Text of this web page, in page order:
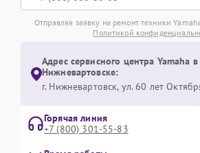
Отправляя заявку на ремонт техники
Политикой
Адрес сервисного центра Yamaha в
Нижневартовске:
г. Нижневартовск, ул. 60 лет
Горячая линия
+7 (800) 301-55-83